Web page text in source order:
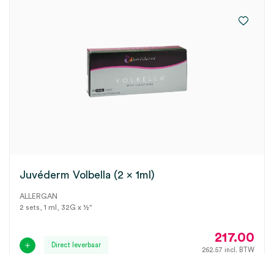
Juvéderm Volbella (2 x 1ml)
ALLERGAN
2 sets, 1 ml, 32G x ½"
Direct leverbaar
217.00
262.57 incl. BTW